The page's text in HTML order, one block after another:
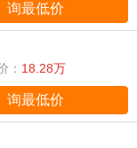
询最低价
： 18.28万
询最低价